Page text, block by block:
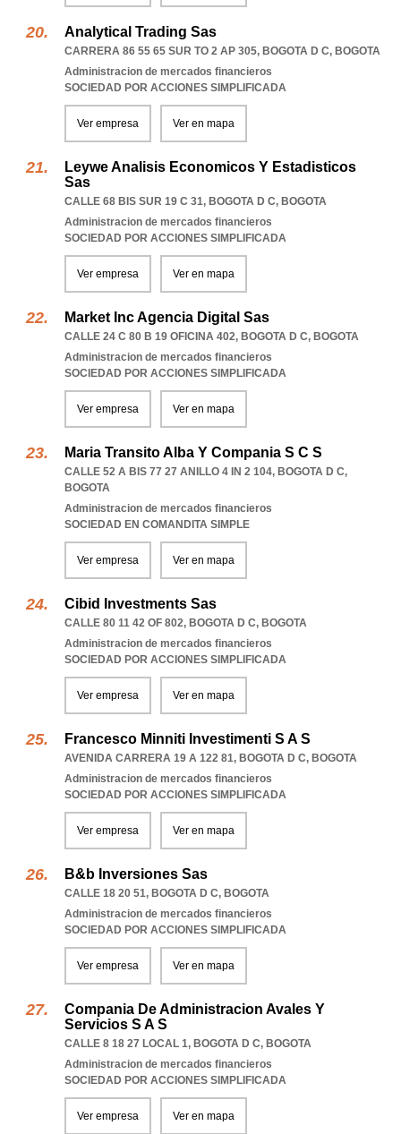
Analytical Trading Sas
CARRERA 86 55 65 SUR TO 2 AP 305, BOGOTA D C, BOGOTA
Administracion de mercados financieros
SOCIEDAD POR ACCIONES SIMPLIFICADA
Ver empresa Ver en mapa
Leywe Analisis Economicos Y Estadisticos
Sas
CALLE 68 BIS SUR 19 C 31, BOGOTA D C, BOGOTA
Administracion de mercados financieros
SOCIEDAD POR ACCIONES SIMPLIFICADA
Ver empresa Ver en mapa
Market Inc Agencia Digital Sas
CALLE 24 C 80 B 19 OFICINA 402, BOGOTA D C, BOGOTA
Administracion de mercados financieros
SOCIEDAD POR ACCIONES SIMPLIFICADA
Ver empresa Ver en mapa
Maria Transito Alba Y Compania S C S
CALLE 52 A BIS 77 27 ANILLO 4 IN 2 104, BOGOTA D C,
BOGOTA
Administracion de mercados financieros
SOCIEDAD EN COMANDITA SIMPLE
Ver empresa Ver en mapa
Cibid Investments Sas
CALLE 80 11 42 OF 802, BOGOTA D C, BOGOTA
Administracion de mercados financieros
SOCIEDAD POR ACCIONES SIMPLIFICADA
Ver empresa Ver en mapa
Francesco Minniti Investimenti S A S
AVENIDA CARRERA 19 A 122 81, BOGOTA D C, BOGOTA
Administracion de mercados financieros
SOCIEDAD POR ACCIONES SIMPLIFICADA
Ver empresa Ver en mapa
B&b Inversiones Sas
CALLE 18 20 51, BOGOTA D C, BOGOTA
Administracion de mercados financieros
SOCIEDAD POR ACCIONES SIMPLIFICADA
Ver empresa Ver en mapa
Compania De Administracion Avales Y
Servicios S A S
CALLE 8 18 27 LOCAL 1, BOGOTA D C, BOGOTA
Administracion de mercados financieros
SOCIEDAD POR ACCIONES SIMPLIFICADA
Ver empresa Ver en mapa